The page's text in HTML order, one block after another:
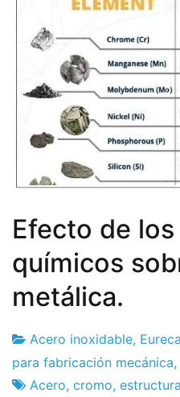
Efecto de
químicos
metálica.
Fábrica
de
4
de
Acero inoxidable, Eureca
para fabricación mecánica,
Acero, cromo,